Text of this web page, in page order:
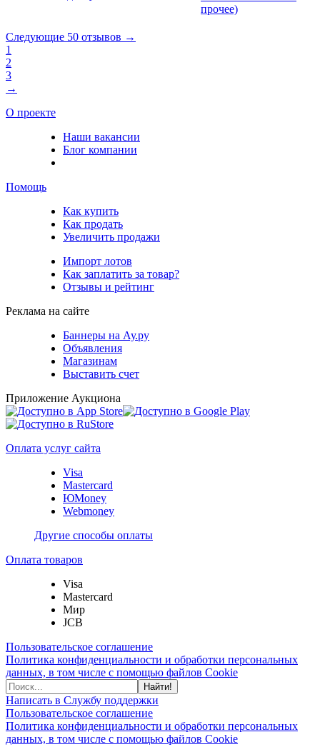
прочее)
Следующие 50 отзывов →
1
2
3
→
О проекте
Наши вакансии
Блог компании
Помощь
Как купить
Как продать
Увеличить продажи
Импорт лотов
Как заплатить за товар?
Отзывы и рейтинг
Реклама на сайте
Баннеры на Ау.ру
Объявления
Магазинам
Выставить счет
Приложение Аукциона
Оплата услуг сайта
Visa
Mastercard
ЮMoney
Webmoney
Другие способы оплаты
Оплата товаров
Visa
Mastercard
Мир
JCB
Пользовательское соглашение
Политика конфиденциальности и обработки персональных
данных, в том числе с помощью файлов Cookie
Найти!
Написать в Службу поддержки
Пользовательское соглашение
Политика конфиденциальности и обработки персональных
данных, в том числе с помощью файлов Cookie